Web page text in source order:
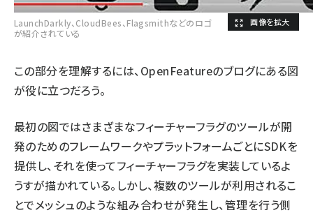
LaunchDarkly、CloudBees、Flagsmithなどのロゴ
が紹介されている
この部分を理解するには、OpenFeatureのブログにある図
が役に立つだろう。
最初の図ではさまざまなフィーチャーフラグのツールが開
発のためのフレームワークやプラットフォームごとにSDKを
提供し、それを使ってフィーチャーフラグを実装しているよ
うすが描かれている。しかし、複数のツールが利用されるこ
とでメッシュのような組み合わせが発生し、管理を行う側